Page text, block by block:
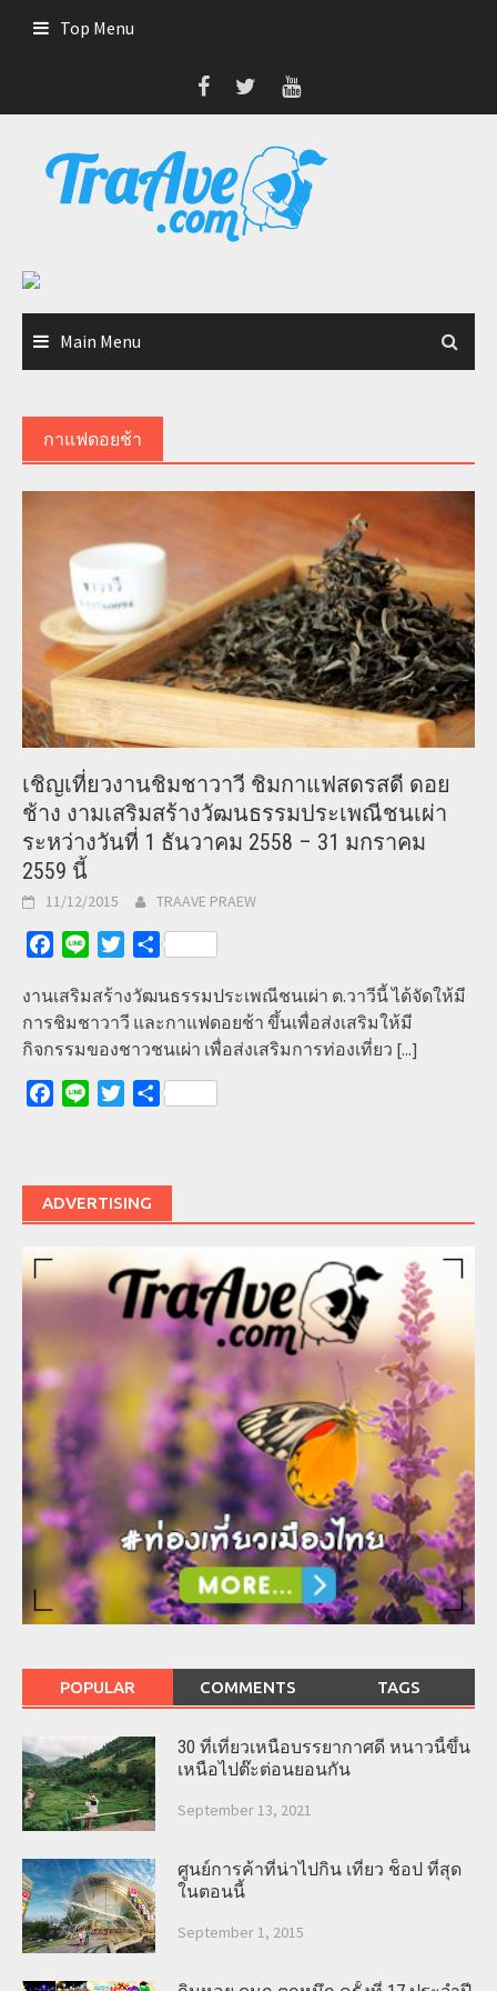
Top Menu
Main Menu
กาแฟดอยช้า
เชิญเที่ยวงานชิมชาวาวี ชิมกาแฟสดรสดี ดอย
ช้าง งามเสริมสร้างวัฒนธรรมประเพณีชนเผ่า
ระหว่างวันที่ 1 ธันวาคม 2558 – 31 มกราคม
2559 นี้
11/12/2015 TRAAVE PRAEW
Facebook
Line TwitterShare
งานเสริมสร้างวัฒนธรรมประเพณีชนเผ่า ต.วาวีนี้ ได้จัดให้มี
การชิมชาวาวี และกาแฟดอยช้า ขึ้นเพื่อส่งเสริมให้มี
กิจกรรมของชาวชนเผ่า เพื่อส่งเสริมการท่องเที่ยว [...]
Facebook
Line TwitterShare
ADVERTISING
POPULAR COMMENTS TAGS
30 ที่เที่ยวเหนือบรรยากาศดี หนาวนี้ขึ้น
เหนือไปต๊ะต่อนยอนกัน
September 13, 2021
ศูนย์การค้าที่น่าไปกิน เที่ยว ช็อป ที่สุด
ในตอนนี้
September 1, 2015